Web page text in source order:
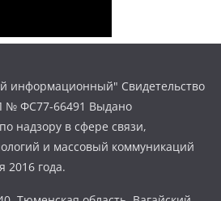
информационный" Свидетельство
№ ФС77-66491 Выдано
надзору в сфере связи,
и массовый коммуникаций
2016 года.